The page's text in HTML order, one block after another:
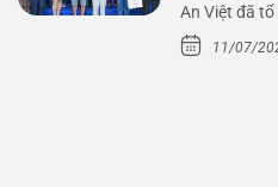
An Việt đã
Mầm Xanh…
11/07/